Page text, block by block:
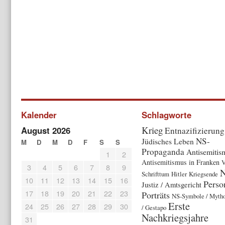
Kalender
August 2026
M D M D F S S
1
2
3
4 5 6 7 8
9
10
11 12 13 14 15
16
17
18 19 20 21 22
23
24
25 26 27 28 29
30
31
Schlagworte
KriegEntnazifizierung
Jüdisches Leben NS-
Propaganda
Antisemitismus in Franken
Schrifttum Hitler Kriegsende
Justiz / Amtsgericht
Porträts NS-Symbole /
/ Gestapo Erste
Nachkriegsjahre